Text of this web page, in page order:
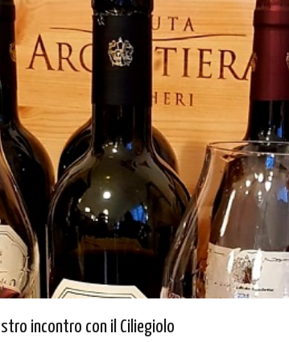
incontro con il Ciliegiolo